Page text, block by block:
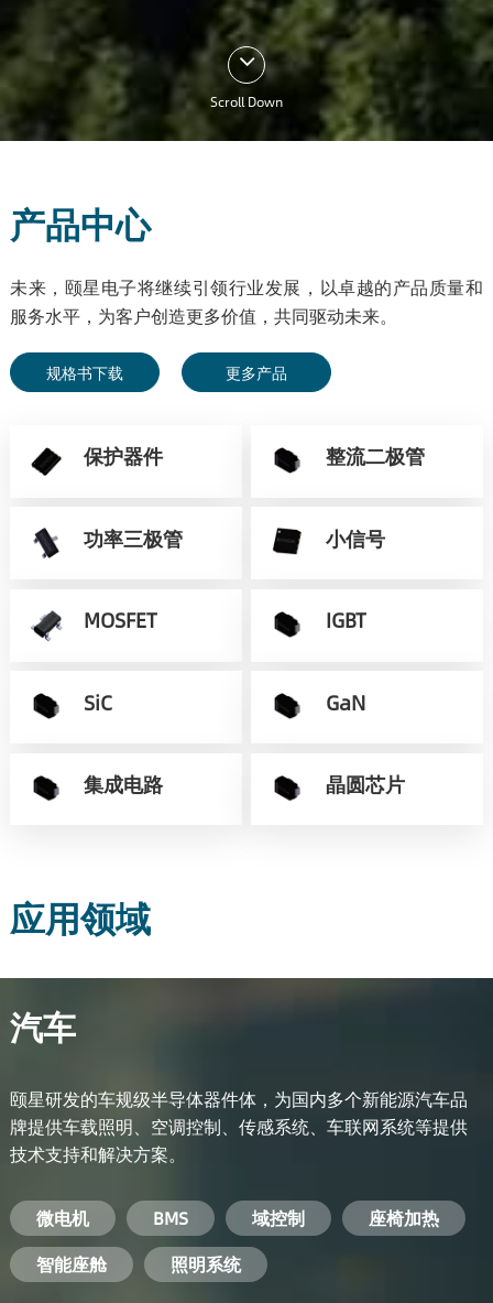
Scroll Down
产品中心
未来，颐星电子将继续引领行业发展，以卓越的产品质量和
服务水平，为客户创造更多价值，共同驱动未来。
规格书下载 更多产品
保护器件 整流二极管
功率三极管 小信号
MOSFET IGBT
SiC GaN
集成电路 晶圆芯片
应用领域
汽车
颐星研发的车规级半导体器件体，为国内多个新能源汽车品
牌提供车载照明、空调控制、传感系统、车联网系统等提供
技术支持和解决方案。
微电机 BMS 域控制
座椅加热
智能座舱
照明系统
电池管理系统
储能逆变器
工业电焊机 变频器
电机驱动
安防摄像头
开关电源 手机充电器
服务器电源
PC电源
电脑 手机 基站 机顶盒
智能农业 智能医疗
智能交通
智能家居